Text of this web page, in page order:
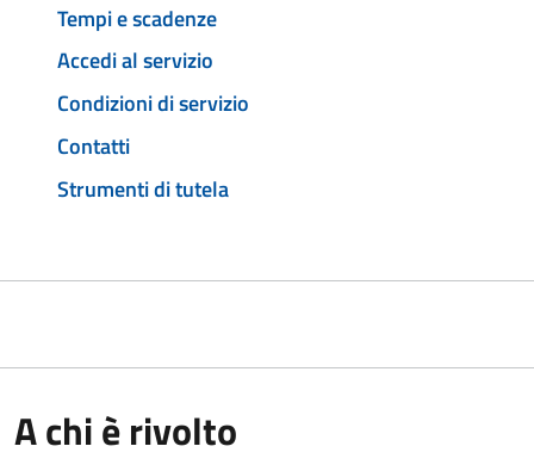
Tempi e scadenze
Accedi al servizio
Condizioni di servizio
Contatti
Strumenti di tutela
A chi è rivolto